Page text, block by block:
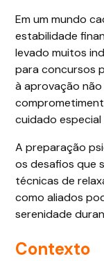
Em um mundo
estabilidade
levado muitos
para concursos
à aprovação não
cuidado
A preparação
os desafios que
técnicas de
como aliados
serenidade
Contexto